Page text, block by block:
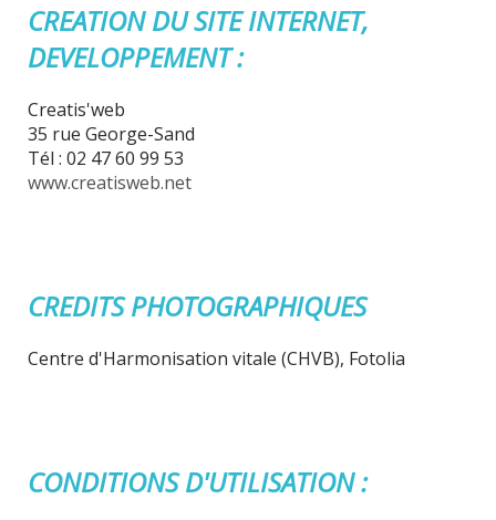
CREATION DU SITE INTERNET,
DEVELOPPEMENT :
Creatis'web
35 rue George-Sand
Tél : 02 47 60 99 53
www.creatisweb.net
CREDITS PHOTOGRAPHIQUES
Centre d'Harmonisation vitale (CHVB), Fotolia
CONDITIONS D'UTILISATION :